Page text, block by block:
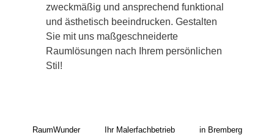
zweckmäßig und ansprechend funktional
und ästhetisch beeindrucken. Gestalten
Sie mit uns maßgeschneiderte
Raumlösungen nach Ihrem persönlichen
Stil!
RaumWunder Ihr Malerfachbetrieb in Bremberg